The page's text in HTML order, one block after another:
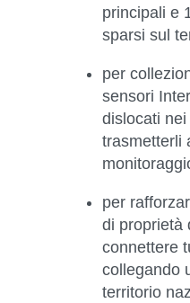
principali e
sparsi sul
per
sensori
dislocati
trasmetterli
per
di proprietà
connettere
collegando
territorio